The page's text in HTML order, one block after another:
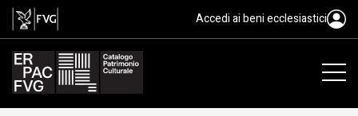
paliotto, manifattura friulana,
Accedi ai beni ecclesiastici